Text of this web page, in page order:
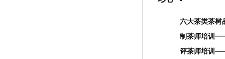
六大茶类茶树
制茶师培训
评茶师培训——